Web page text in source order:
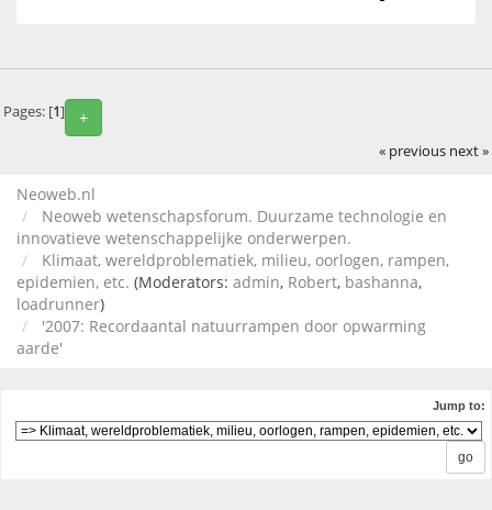
+
Pages: [1]
« previous next »
Neoweb.nl
Neoweb wetenschapsforum. Duurzame technologie en
innovatieve wetenschappelijke onderwerpen.
Klimaat, wereldproblematiek, milieu, oorlogen, rampen,
epidemien, etc. (Moderators: admin, Robert, bashanna,
loadrunner)
'2007: Recordaantal natuurrampen door opwarming
aarde'
Jump to: